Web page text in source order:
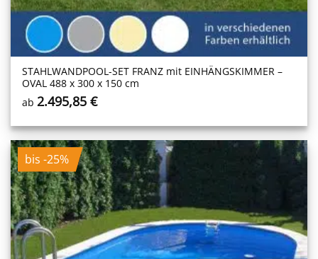
STAHLWANDPOOL-SET FRANZ mit EINHÄNGSKIMMER –
OVAL 488 x 300 x 150 cm
ab2.495,85€
bis -25%